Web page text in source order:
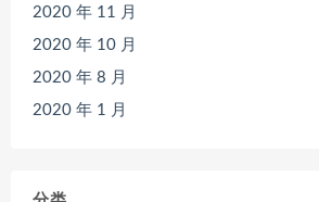
2020 年 11 月
2020 年 10 月
2020 年 8 月
2020 年 1 月